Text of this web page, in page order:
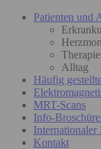
Patienten und
Alltag
Häufig
MRT-Scans
Info-
Internationaler
Kontakt